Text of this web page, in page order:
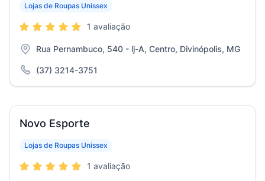
Lojas de Roupas Unissex
1 avaliação
Rua Pernambuco, 540 - lj-A, Centro, Divinópolis, MG
(37) 3214-3751
Novo Esporte
Lojas de Roupas Unissex
1 avaliação